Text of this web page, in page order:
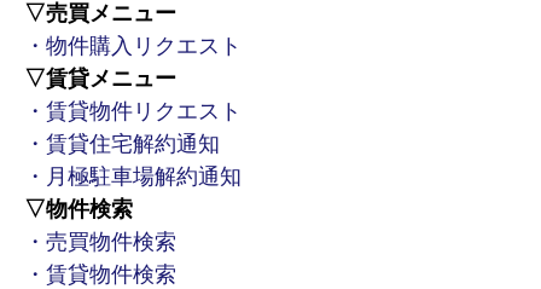
▽売買メニュー
・物件購入リクエスト
▽賃貸メニュー
・賃貸物件リクエスト
・賃貸住宅解約通知
・月極駐車場解約通知
▽物件検索
・売買物件検索
・賃貸物件検索